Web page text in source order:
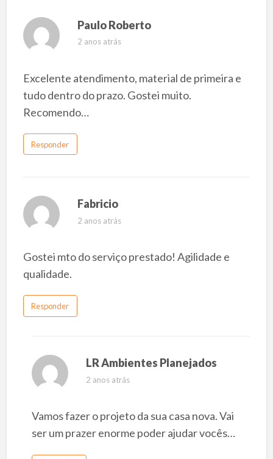
Paulo Roberto
2 anos atrás
Excelente atendimento, material de primeira e
tudo dentro do prazo. Gostei muito.
Recomendo…
Responder
Fabricio
2 anos atrás
Gostei mto do serviço prestado! Agilidade e
qualidade.
Responder
LR Ambientes Planejados
2 anos atrás
Vamos fazer o projeto da sua casa nova. Vai
ser um prazer enorme poder ajudar vocês…